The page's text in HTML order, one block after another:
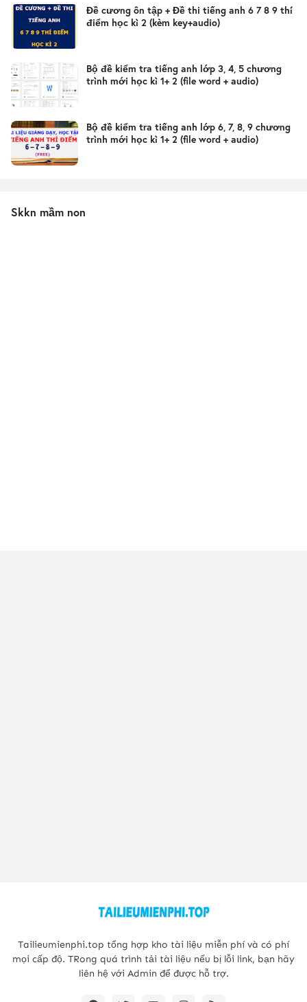
Đề cương ôn tập + Đề thi tiếng anh 6 7 8 9 thí
điểm học kì 2 (kèm key+audio)
Bộ đề kiểm tra tiếng anh lớp 3, 4, 5 chương
trình mới học kì 1+ 2 (file word + audio)
Bộ đề kiểm tra tiếng anh lớp 6, 7, 8, 9 chương
trình mới học kì 1+ 2 (file word + audio)
Skkn mầm non
Tailieumienphi.top tổng hợp kho tài liệu miễn phí và có phí
mọi cấp độ. TRong quá trình tải tài liệu nếu bị lỗi link, bạn hãy
liên hệ với Admin để được hỗ trợ.